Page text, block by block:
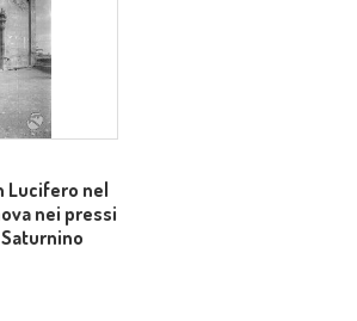
Lucifero nel
nei pressi